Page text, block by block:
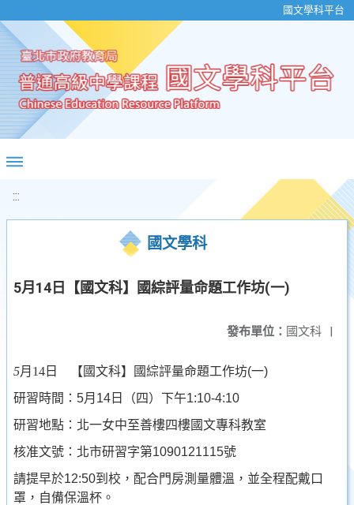
國文學科平台
:::
國文學科
5月14日【國文科】國綜評量命題工作坊(一)
發布單位： 國文科 |
5月14日
【國文科】國綜評量命題工作坊(一)
研習時間： 5月14日（四）下午1:10-4:10
研習地點：北一女中至善樓四樓國文專科教室
核准文號：北市研習字第1090121115號
請提早於12:50到校，配合門房測量體溫，並全程配戴口
罩，自備保溫杯。